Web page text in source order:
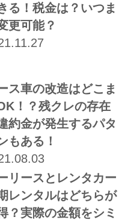
る！税金は？いつま
更可能？
ス車の改造はどこま
！？残クレの存在
約金が発生するパタ
もある！
リースとレンタカー
レンタルはどちらが
？実際の金額をシミ